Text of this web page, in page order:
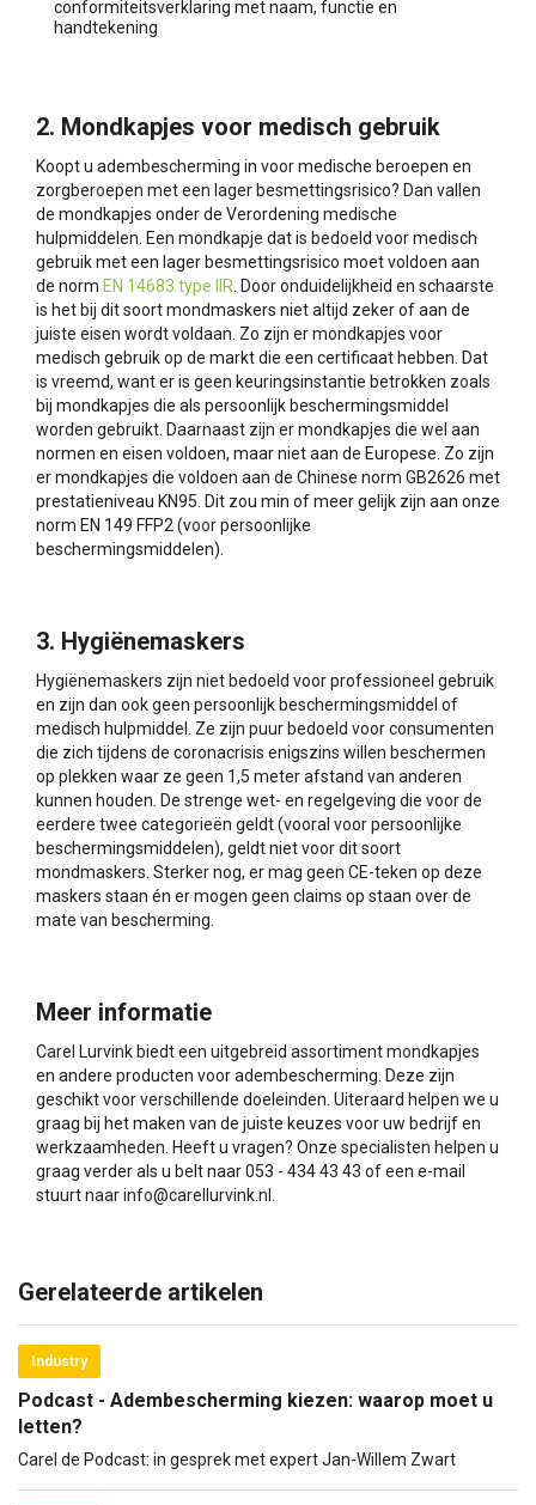
conformiteitsverklaring met naam, functie en
handtekening
2. Mondkapjes voor medisch gebruik
Koopt u adembescherming in voor medische beroepen en
zorgberoepen met een lager besmettingsrisico? Dan vallen
de mondkapjes onder de Verordening medische
hulpmiddelen. Een mondkapje dat is bedoeld voor medisch
gebruik met een lager besmettingsrisico moet voldoen aan
de norm EN 14683 type IIR. Door onduidelijkheid en schaarste
is het bij dit soort mondmaskers niet altijd zeker of aan de
juiste eisen wordt voldaan. Zo zijn er mondkapjes voor
medisch gebruik op de markt die een certificaat hebben. Dat
is vreemd, want er is geen keuringsinstantie betrokken zoals
bij mondkapjes die als persoonlijk beschermingsmiddel
worden gebruikt. Daarnaast zijn er mondkapjes die wel aan
normen en eisen voldoen, maar niet aan de Europese. Zo zijn
er mondkapjes die voldoen aan de Chinese norm GB2626 met
prestatieniveau KN95. Dit zou min of meer gelijk zijn aan onze
norm EN 149 FFP2 (voor persoonlijke
beschermingsmiddelen).
3. Hygiënemaskers
Hygiënemaskers zijn niet bedoeld voor professioneel gebruik
en zijn dan ook geen persoonlijk beschermingsmiddel of
medisch hulpmiddel. Ze zijn puur bedoeld voor consumenten
die zich tijdens de coronacrisis enigszins willen beschermen
op plekken waar ze geen 1,5 meter afstand van anderen
kunnen houden. De strenge wet- en regelgeving die voor de
eerdere twee categorieën geldt (vooral voor persoonlijke
beschermingsmiddelen), geldt niet voor dit soort
mondmaskers. Sterker nog, er mag geen CE-teken op deze
maskers staan én er mogen geen claims op staan over de
mate van bescherming.
Meer informatie
Carel Lurvink biedt een uitgebreid assortiment mondkapjes
en andere producten voor adembescherming. Deze zijn
geschikt voor verschillende doeleinden. Uiteraard helpen we u
graag bij het maken van de juiste keuzes voor uw bedrijf en
werkzaamheden. Heeft u vragen? Onze specialisten helpen u
graag verder als u belt naar 053 - 434 43 43 of een e-mail
stuurt naarinfo@carellurvink.nl .
Gerelateerde artikelen
Industry
Podcast - Adembescherming kiezen: waarop moet u
letten?
Carel de Podcast: in gesprek met expert Jan-Willem Zwart